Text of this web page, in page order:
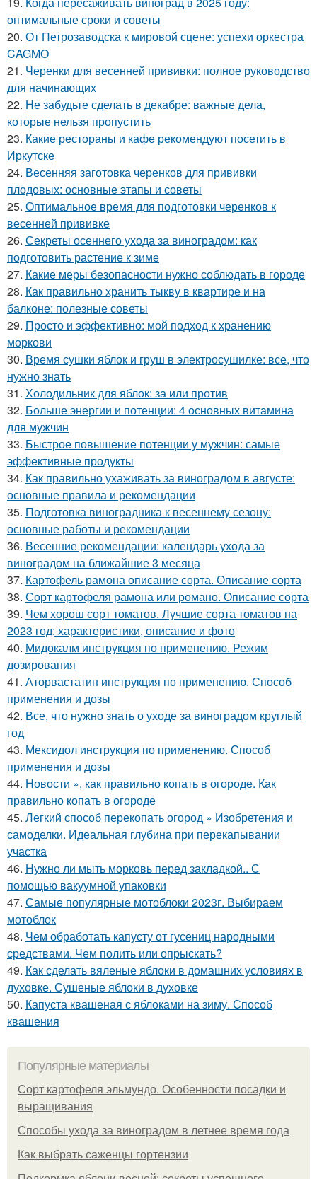
оптимальные сроки и советы
20. От Петрозаводска к мировой сцене: успехи оркестра
CAGMO
21. Черенки для весенней прививки: полное руководство
для начинающих
22. Не забудьте сделать в декабре: важные дела,
которые нельзя пропустить
23. Какие рестораны и кафе рекомендуют посетить в
Иркутске
24. Весенняя заготовка черенков для прививки
плодовых: основные этапы и советы
25. Оптимальное время для подготовки черенков к
весенней прививке
26. Секреты осеннего ухода за виноградом: как
подготовить растение к зиме
27. Какие меры безопасности нужно соблюдать в городе
28. Как правильно хранить тыкву в квартире и на
балконе: полезные советы
29. Просто и эффективно: мой подход к хранению
моркови
30. Время сушки яблок и груш в электросушилке: все, что
нужно знать
31. Холодильник для яблок: за или против
32. Больше энергии и потенции: 4 основных витамина
для мужчин
33. Быстрое повышение потенции у мужчин: самые
эффективные продукты
34. Как правильно ухаживать за виноградом в августе:
основные правила и рекомендации
35. Подготовка виноградника к весеннему сезону:
основные работы и рекомендации
36. Весенние рекомендации: календарь ухода за
виноградом на ближайшие 3 месяца
37. Картофель рамона описание сорта. Описание сорта
38. Сорт картофеля рамона или романо. Описание сорта
39. Чем хорош сорт томатов. Лучшие сорта томатов на
2023 год: характеристики, описание и фото
40. Мидокалм инструкция по применению. Режим
дозирования
41. Аторвастатин инструкция по применению. Способ
применения и дозы
42. Все, что нужно знать о уходе за виноградом круглый
год
43. Мексидол инструкция по применению. Способ
применения и дозы
44. Новости », как правильно копать в огороде. Как
правильно копать в огороде
45. Легкий способ перекопать огород » Изобретения и
самоделки. Идеальная глубина при перекапывании
участка
46. Нужно ли мыть морковь перед закладкой.. С
помощью вакуумной упаковки
47. Самые популярные мотоблоки 2023г. Выбираем
мотоблок
48. Чем обработать капусту от гусениц народными
средствами. Чем полить или опрыскать?
49. Как сделать вяленые яблоки в домашних условиях в
духовке. Сушеные яблоки в духовке
50. Капуста квашеная с яблоками на зиму. Способ
квашения
Популярные материалы
Сорт картофеля эльмундо. Особенности посадки и
выращивания
Способы ухода за виноградом в летнее время года
Как выбрать саженцы гортензии